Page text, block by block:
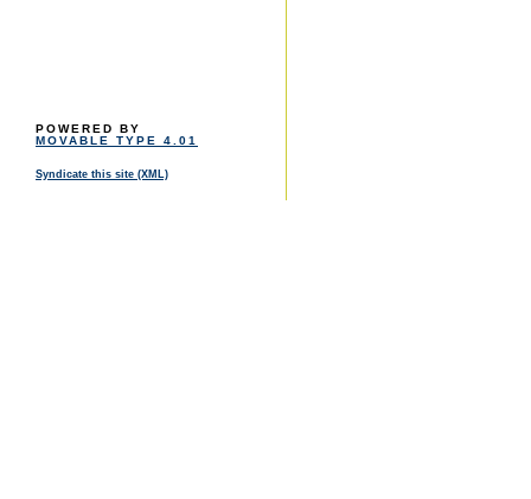
POWERED BY
MOVABLE TYPE 4.01
Syndicate this site (XML)